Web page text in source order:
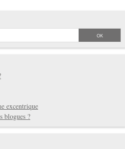
excentrique
blogues ?